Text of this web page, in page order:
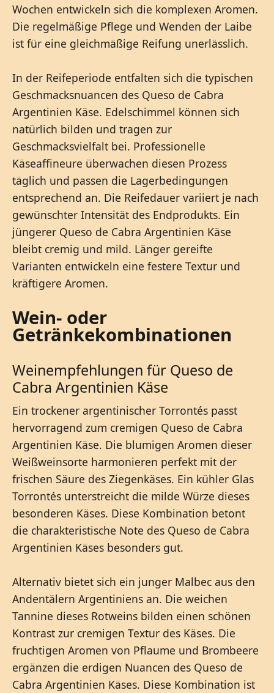
Wochen entwickeln sich die komplexen Aromen.
Die regelmäßige Pflege und Wenden der Laibe
ist für eine gleichmäßige Reifung unerlässlich.
In der Reifeperiode entfalten sich die typischen
Geschmacksnuancen des Queso de Cabra
Argentinien Käse. Edelschimmel können sich
natürlich bilden und tragen zur
Geschmacksvielfalt bei. Professionelle
Käseaffineure überwachen diesen Prozess
täglich und passen die Lagerbedingungen
entsprechend an. Die Reifedauer variiert je nach
gewünschter Intensität des Endprodukts. Ein
jüngerer Queso de Cabra Argentinien Käse
bleibt cremig und mild. Länger gereifte
Varianten entwickeln eine festere Textur und
kräftigere Aromen.
Wein- oder
Getränkekombinationen
Weinempfehlungen für Queso de
Cabra Argentinien Käse
Ein trockener argentinischer Torrontés passt
hervorragend zum cremigen Queso de Cabra
Argentinien Käse. Die blumigen Aromen dieser
Weißweinsorte harmonieren perfekt mit der
frischen Säure des Ziegenkäses. Ein kühler Glas
Torrontés unterstreicht die milde Würze dieses
besonderen Käses. Diese Kombination betont
die charakteristische Note des Queso de Cabra
Argentinien Käses besonders gut.
Alternativ bietet sich ein junger Malbec aus den
Andentälern Argentiniens an. Die weichen
Tannine dieses Rotweins bilden einen schönen
Kontrast zur cremigen Textur des Käses. Die
fruchtigen Aromen von Pflaume und Brombeere
ergänzen die erdigen Nuancen des Queso de
Cabra Argentinien Käses. Diese Kombination ist